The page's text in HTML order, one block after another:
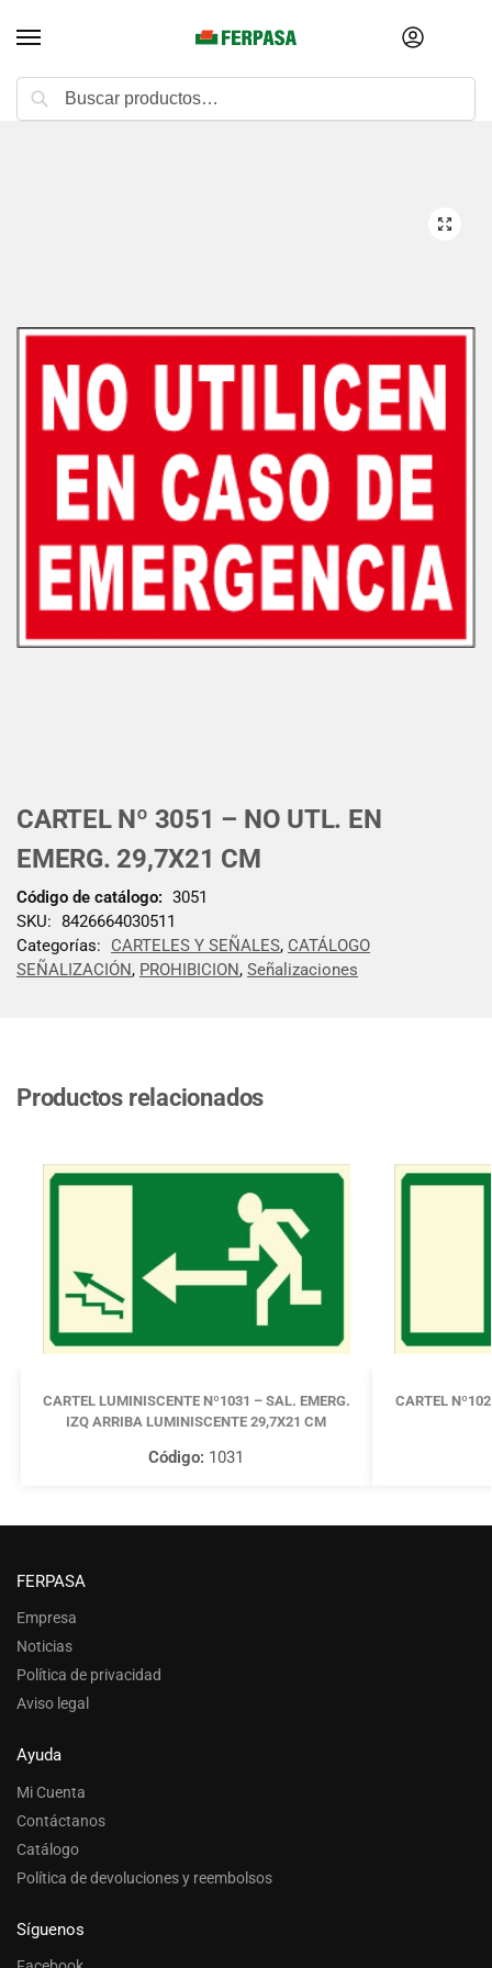
CARTEL Nº 3051 – NO UTL. EN
EMERG. 29,7X21 CM
Código de catálogo: 3051
SKU: 8426664030511
Categorías:
CARTELES Y SEÑALES, CATÁLOGO
SEÑALIZACIÓN, PROHIBICION, Señalizaciones
Productos relacionados
CARTEL LUMINISCENTE Nº1031 – SAL. EMERG.
IZQ ARRIBA LUMINISCENTE 29,7X21 CM
Código: 1031
CARTEL
FERPASA
Empresa
Noticias
Política de privacidad
Aviso legal
Ayuda
Mi Cuenta
Contáctanos
Catálogo
Política de devoluciones y reembolsos
Síguenos